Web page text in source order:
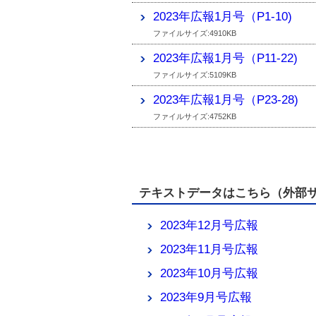
2023年広報1月号（P1-10)
ファイルサイズ:4910KB
2023年広報1月号（P11-22)
ファイルサイズ:5109KB
2023年広報1月号（P23-28)
ファイルサイズ:4752KB
テキストデータはこちら（外部
2023年12月号広報
2023年11月号広報
2023年10月号広報
2023年9月号広報